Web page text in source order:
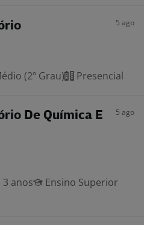
5 ago
(2º Grau) Presencial
De Química E
5 ago
3 anos
Ensino Superior